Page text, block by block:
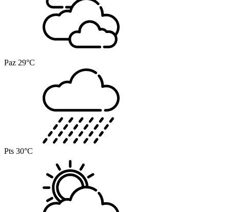
Paz 29°C
Pts 30°C